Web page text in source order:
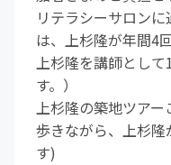
リテラシーサロン
は、上杉隆が年間4
上杉隆を講師とし
す。）
上杉隆の築地ツア
歩きながら、上杉
す)